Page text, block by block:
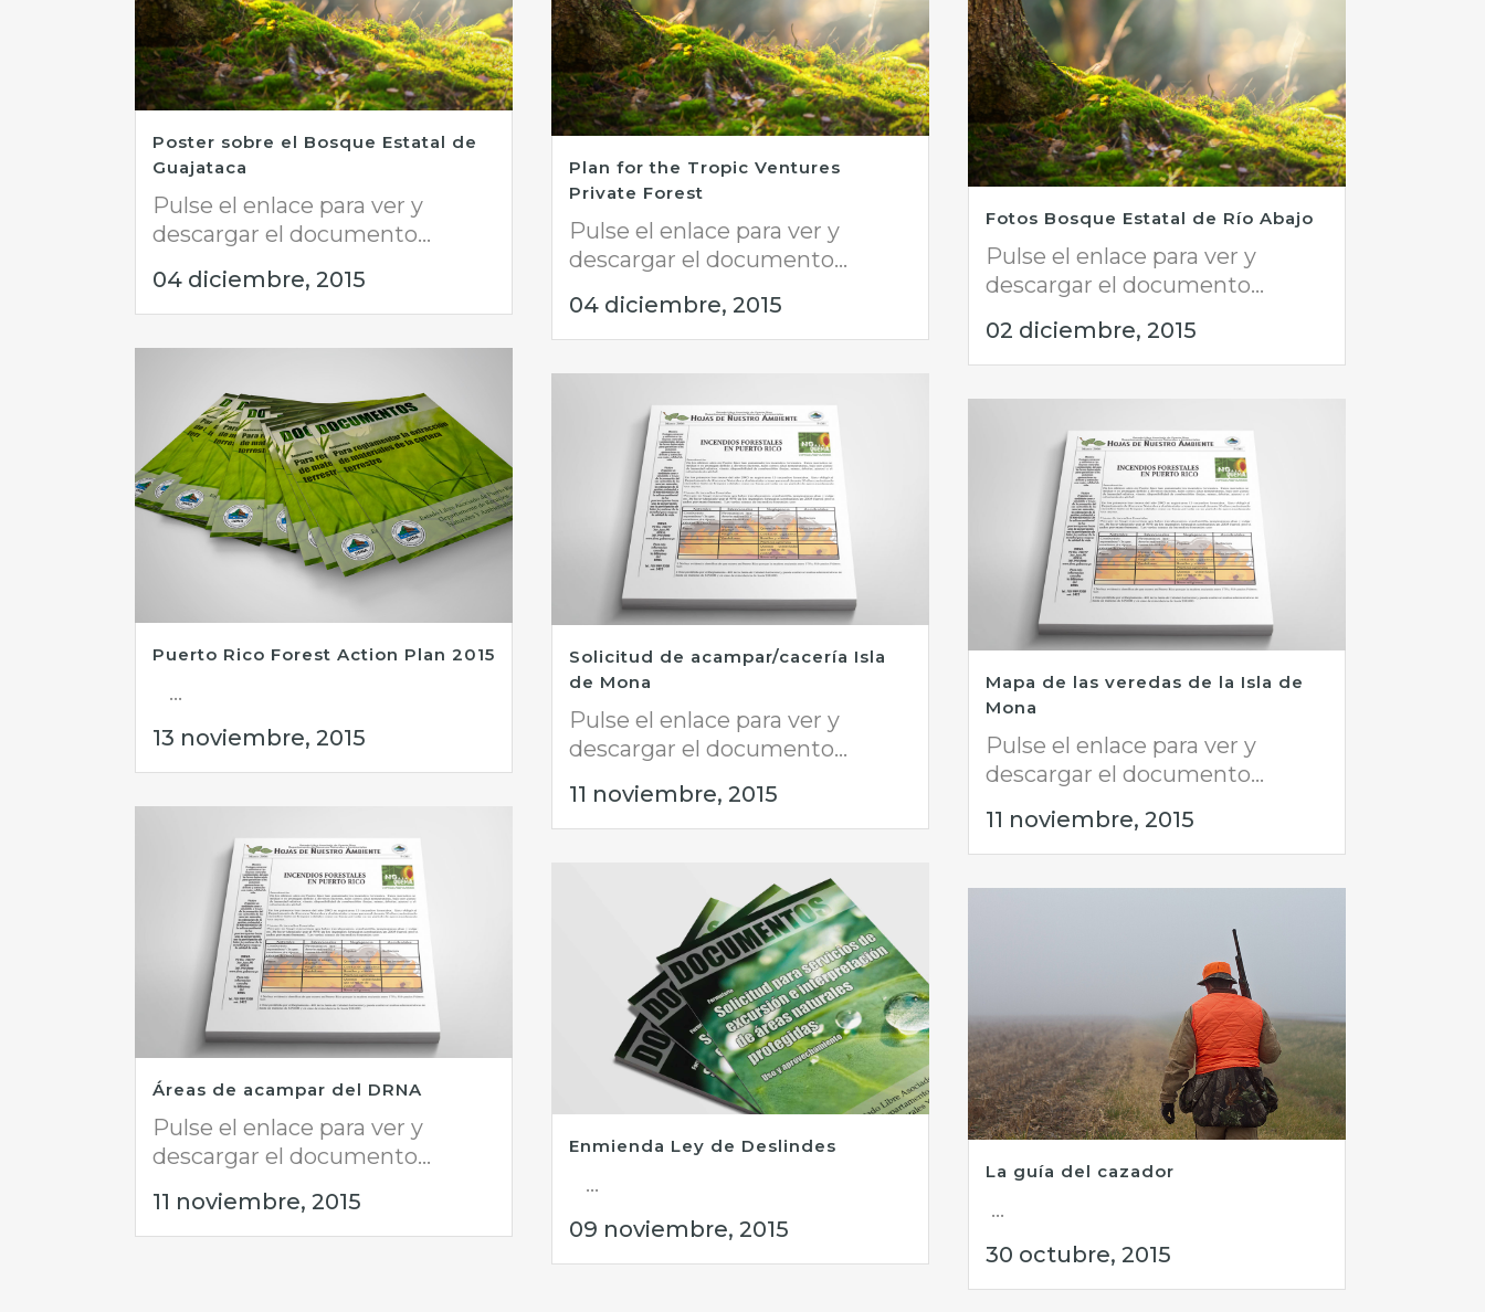
Poster sobre el Bosque Estatal de
Guajataca
Pulse el enlace para ver y
descargar el documento...
04 diciembre, 2015
Plan for the Tropic Ventures
Private Forest
Pulse el enlace para ver y
descargar el documento...
04 diciembre, 2015
Fotos Bosque Estatal de Río Abajo
Pulse el enlace para ver y
descargar el documento...
02 diciembre, 2015
Puerto Rico Forest Action Plan 2015
...
13 noviembre, 2015
Solicitud de acampar/cacería Isla
de Mona
Pulse el enlace para ver y
descargar el documento...
11 noviembre, 2015
Mapa de las veredas de la Isla de
Mona
Pulse el enlace para ver y
descargar el documento...
11 noviembre, 2015
Áreas de acampar del DRNA
Pulse el enlace para ver y
descargar el documento...
11 noviembre, 2015
Enmienda Ley de Deslindes
...
09 noviembre, 2015
La guía del cazador
...
30 octubre, 2015